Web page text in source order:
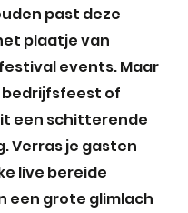
past deze
plaatje van
events. Maar
bedrijfsfeest of
een schitterende
Verras je gasten
live bereide
een grote glimlach